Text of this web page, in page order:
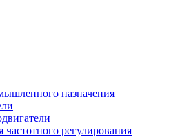
назначения
регулирования